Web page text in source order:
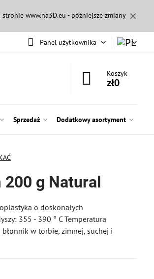
✕
stronie www.na3D.eu - późniejsze zmiany
Panel użytkownika
Koszyk
zł0
Sprzedaż Dodatkowy asortyment
200 g Natural
o doskonałych
355 - 390 ° C Temperatura
w torbie, zimnej, suchej i